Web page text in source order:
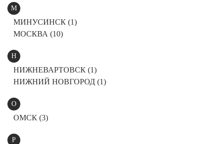
Ханты-Мансийский автономный округ (3)
Челябинская область (2)
Ямало-Ненецкий автономный округ (1)
Ярославская область (1)
М
МИНУСИНСК (1)
МОСКВА (10)
Н
НИЖНЕВАРТОВСК (1)
НИЖНИЙ НОВГОРОД (1)
О
ОМСК (3)
Р